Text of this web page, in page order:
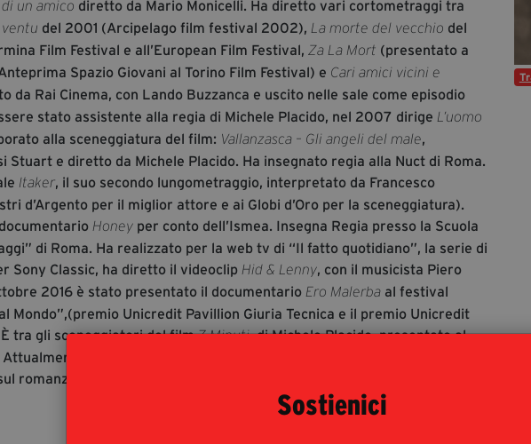
Sostienici
di un amico diretto da Mario Monicelli. Ha diretto vari cortometraggi tra
ventu del 2001 (Arcipelago film festival 2002), La morte del vecchio del
Film Festival e all’European Film Festival, Za La Mort (presentato a
Spazio Giovani al Torino Film Festival) e Cari amici vicini e
da Rai Cinema, con Lando Buzzanca e uscito nelle sale come episodio
stato assistente alla regia di Michele Placido, nel 2007 dirige L’uomo
alla sceneggiatura del film: Vallanzasca – Gli angeli del male,
Stuart e diretto da Michele Placido. Ha insegnato regia alla Nuct di Roma.
Itaker, il suo secondo lungometraggio, interpretato da Francesco
d’Argento per il miglior attore e ai Globi d’Oro per la sceneggiatura).
Honey per conto dell’Ismea. Insegna Regia presso la Scuola
di Roma. Ha realizzato per la web tv di “Il fatto quotidiano”, la serie di
Sony Classic, ha diretto il videoclip Hid & Lenny, con il musicista Piero
2016 è stato presentato il documentario Ero Malerba al festival
Mondo”,(premio Unicredit Pavillion Giuria Tecnica e il premio Unicredit
tra gli sceneggiatori del film7 Minuti, di Michele Placido, presentato al
Attualmente è in fase di scrittura la sceneggiatura del suo nuovo
romanzo